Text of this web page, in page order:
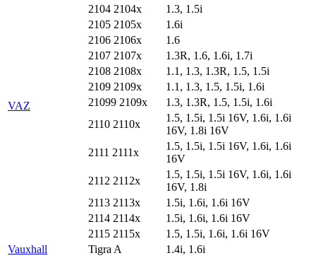
VAZ
2104 2104x
1.3, 1.5i
2105 2105x
1.6i
2106 2106x
1.6
2107 2107x
1.3R, 1.6, 1.6i, 1.7i
2108 2108x
1.1, 1.3, 1.3R, 1.5, 1.5i
2109 2109x
1.1, 1.3, 1.5, 1.5i, 1.6i
21099 2109x
1.3, 1.3R, 1.5, 1.5i, 1.6i
2110 2110x
1.5, 1.5i, 1.5i 16V, 1.6i, 1.6i
16V, 1.8i 16V
2111 2111x
1.5, 1.5i, 1.5i 16V, 1.6i, 1.6i
16V
2112 2112x
1.5, 1.5i, 1.5i 16V, 1.6i, 1.6i
16V, 1.8i
2113 2113x
1.5i, 1.6i, 1.6i 16V
2114 2114x
1.5i, 1.6i, 1.6i 16V
2115 2115x
1.5, 1.5i, 1.6i, 1.6i 16V
Vauxhall
Tigra A
1.4i, 1.6i